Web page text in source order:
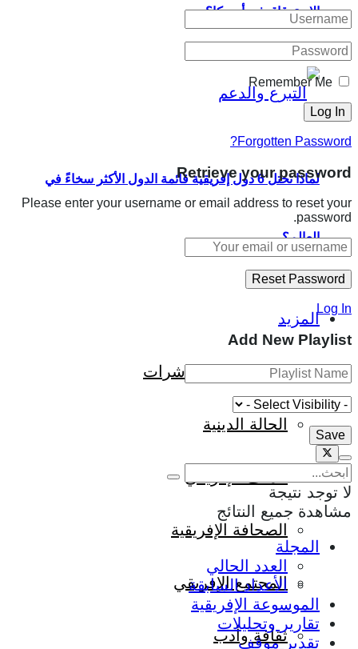
الاسترقاق في أمريكا؟
لماذا تحتل 6 دول إفريقية قائمة الدول الأكثر سخاءً في
العالم؟
المزيد
إفريقيا في المؤشرات
الحالة الدينية
الصحافة الإفريقية
المجتمع الإفريقي
ثقافة وأدب
Remember Me
Forgotten Password?
Retrieve your password
Please enter your username or email address to reset your
password.
Log In
Add New Playlist
لا توجد نتيجة
مشاهدة جميع النتائج
المجلة
العدد الحالي
الأعداد السابقة
الموسوعة الإفريقية
تقارير وتحليلات
تقدير موقف